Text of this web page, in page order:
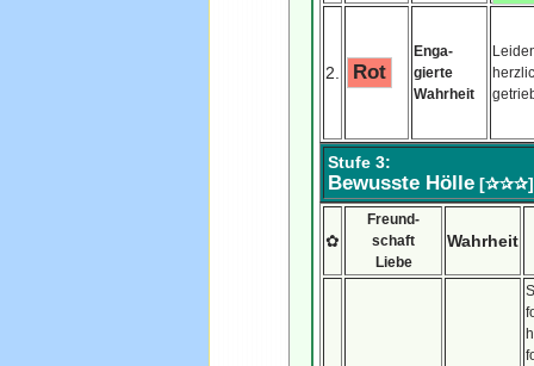
2. Rot
Enga-
gierte
Wahrheit
Stufe 3:
Bewusste Hölle [✰✰✰]
✿
Freund-
schaft
Liebe
Wahrheit